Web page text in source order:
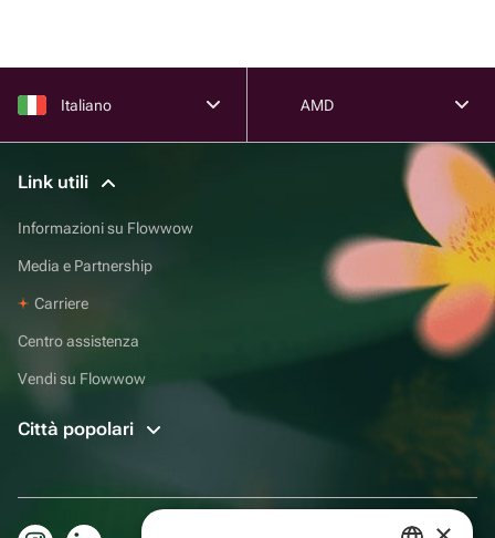
Italiano AMD
Link utili
Informazioni su Flowwow
Media e Partnership
Carriere
Centro assistenza
Vendi su Flowwow
Città popolari